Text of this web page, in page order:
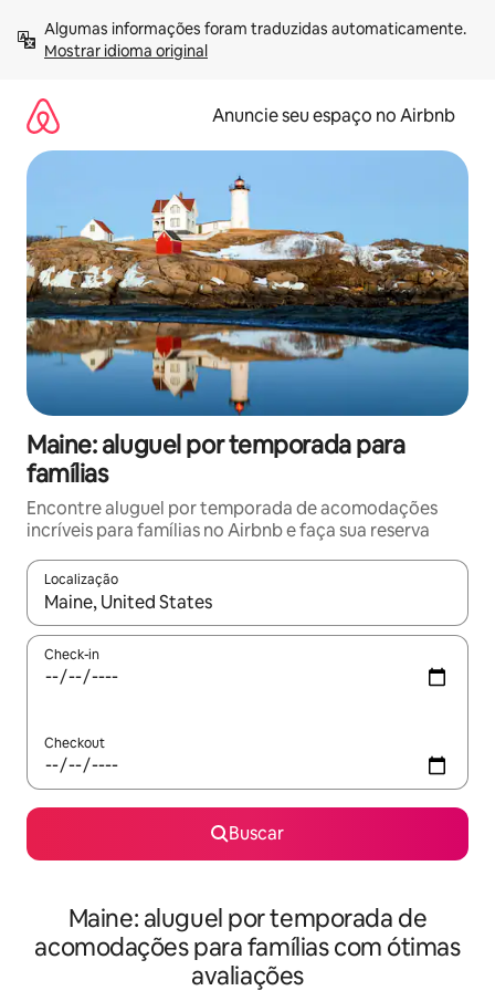
para
Mostrar idioma original
Anuncie seu espaço no Airbnb
Maine: aluguel por temporada para
famílias
Encontre aluguel por temporada de acomodações
incríveis para famílias no Airbnb e faça sua reserva
Localização
Quando os resultados estiverem disponíveis, explore-os
Check-in
Checkout
Buscar
Maine: aluguel por temporada de
acomodações para famílias com ótimas
avaliações